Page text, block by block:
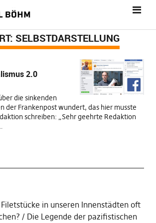
SELBSTDARSTELLUNG
2.0
die sinkenden
der Frankenpost wundert, das hier musste
schreiben: „Sehr geehrte Redaktion
in unseren Innenstädten oft
Die Legende der pazifistischen